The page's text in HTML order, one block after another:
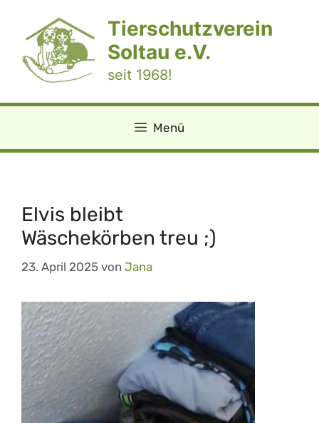
springen
Tierschutzverein
Soltau e.V.
seit 1968!
Menü
Elvis bleibt
Wäschekörben treu ;)
23. April 2025 von Jana